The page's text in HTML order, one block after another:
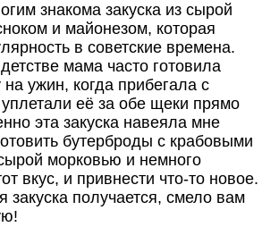
знакома закуска из сырой
и майонезом, которая
в советские времена.
мама часто готовила
на ужин, когда прибегала с
её за обе щеки прямо
эта закуска навеяла мне
бутерброды с крабовыми
морковью и немного
вкус, и привнести что-то новое.
закуска получается, смело вам